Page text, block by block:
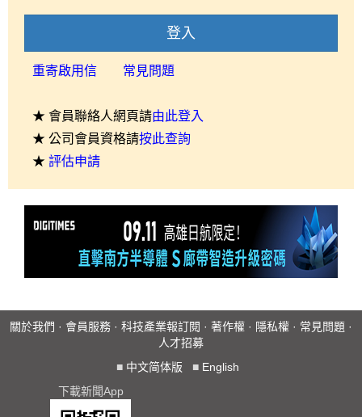
登入
重寄啟用信 常見問題
★ 會員聯絡人網頁請由此登入
★ 公司會員資格請按此查詢
★ 評估申請
關於我們 · 會員服務 · 科技產業報訂閱 · 著作權 · 隱私權 · 常見問題 ·
人才招募
■ 中文简体版 ■ English
下載新聞App